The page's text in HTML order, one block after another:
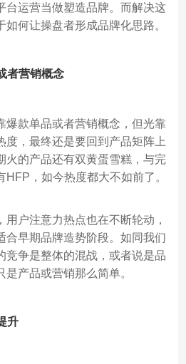
台运营当做塑造品牌。而解决这
何让操盘者形成品牌化思路。
者营销概念
爆款单品或者营销概念，但光靠
度，最终还是要回到产品矩阵上
火的产品还有双黄蛋雪糕，与完
，如今热度都大不如前了。
户注意力热点也在不断轮动，
合早期品牌造势阶段。如同我们
竞争是整体的混战，或者说是品
产品或营销那么简单。
升